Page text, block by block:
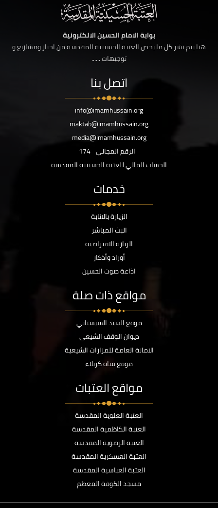
بوابة الامام الحسين الالكترونية
هنا يتم نشر كل ما يخص العتبة الحسينية المقدسة من اخبار ومشاريع و
توجيهات ......
اتصل بنا
info@imamhussain.org
maktab@imamhussain.org
media@imamhussain.org
الرقم المجاني 174
الحساب المالي للعتبة الحسينية المقدسة
خدمات
الزيارة بالانابة
البث المباشر
الزيارة الافتراضية
أوراد وأذكار
اذاعة صوت الحسين
مواقع ذات صلة
موقع السيد السيستاني
ديوان الوقف الشيعي
الامانة العامة للمزارات الشيعية
موقع قناة كربلاء
مواقع العتبات
العتبة العلوية المقدسة
العتبة الكاظمية المقدسة
العتبة الرضوية المقدسة
العتبة العسكرية المقدسة
العتبة العباسية المقدسة
مسجد الكوفة المعظم